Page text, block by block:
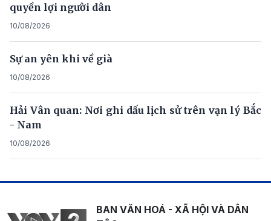
quyền lợi người dân
10/08/2026
Sự an yên khi về già
10/08/2026
Hải Vân quan: Nơi ghi dấu lịch sử trên vạn lý Bắc
- Nam
10/08/2026
BAN VĂN HOÁ - XÃ HỘI VÀ DÂN